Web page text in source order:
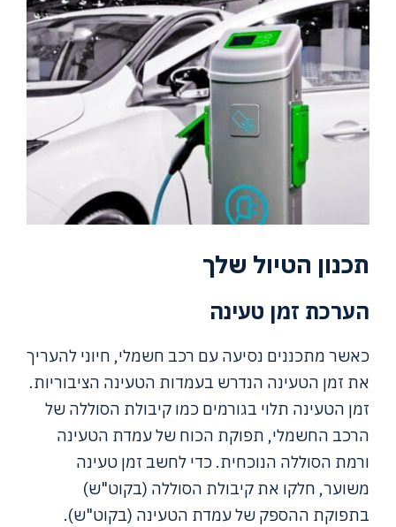
תכנון הטיול שלך
הערכת זמן טעינה
כאשר מתכננים נסיעה עם רכב חשמלי, חיוני להעריך
את זמן הטעינה הנדרש בעמדות הטעינה הציבוריות.
זמן הטעינה תלוי בגורמים כמו קיבולת הסוללה של
הרכב החשמלי, תפוקת הכוח של עמדת הטעינה
ורמת הסוללה הנוכחית. כדי לחשב זמן טעינה
משוער, חלקו את קיבולת הסוללה (בקוט"ש)
בתפוקת ההספק של עמדת הטעינה (בקוט"ש).